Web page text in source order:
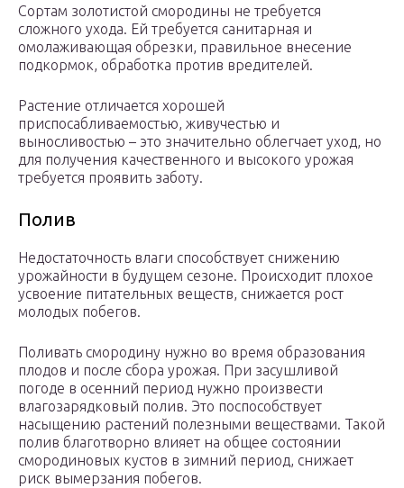
Сортам золотистой смородины не требуется
сложного ухода. Ей требуется санитарная и
омолаживающая обрезки, правильное внесение
подкормок, обработка против вредителей.
Растение отличается хорошей
приспосабливаемостью, живучестью и
выносливостью – это значительно облегчает уход, но
для получения качественного и высокого урожая
требуется проявить заботу.
Полив
Недостаточность влаги способствует снижению
урожайности в будущем сезоне. Происходит плохое
усвоение питательных веществ, снижается рост
молодых побегов.
Поливать смородину нужно во время образования
плодов и после сбора урожая. При засушливой
погоде в осенний период нужно произвести
влагозарядковый полив. Это поспособствует
насыщению растений полезными веществами. Такой
полив благотворно влияет на общее состоянии
смородиновых кустов в зимний период, снижает
риск вымерзания побегов.